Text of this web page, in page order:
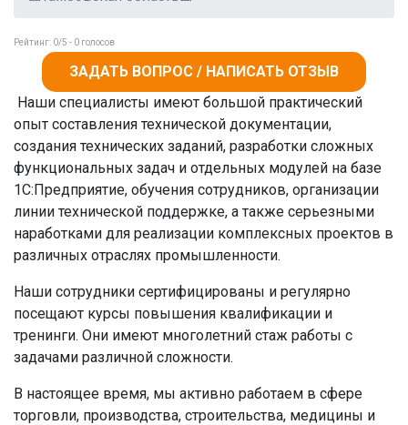
Рейтинг: 0/5 - 0 голосов
ЗАДАТЬ ВОПРОС / НАПИСАТЬ ОТЗЫВ
Наши специалисты имеют большой практический
опыт составления технической документации,
создания технических заданий, разработки сложных
функциональных задач и отдельных модулей на базе
1С:Предприятие, обучения сотрудников, организации
линии технической поддержке, а также серьезными
наработками для реализации комплексных проектов в
различных отраслях промышленности.
Наши сотрудники сертифицированы и регулярно
посещают курсы повышения квалификации и
тренинги. Они имеют многолетний стаж работы с
задачами различной сложности.
В настоящее время, мы активно работаем в сфере
торговли, производства, строительства, медицины и